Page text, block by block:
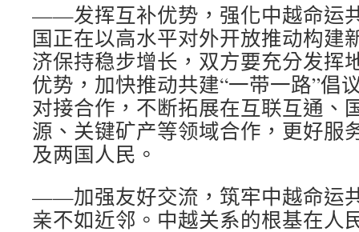
——发挥互补优势，强化中越命运
国正在以高水平对外开放推动构建
济保持稳步增长，双方要充分发挥
优势，加快推动共建“一带一路”倡
对接合作，不断拓展在互联互通、
源、关键矿产等领域合作，更好服
及两国人民。
——加强友好交流，筑牢中越命运
亲不如近邻。中越关系的根基在人